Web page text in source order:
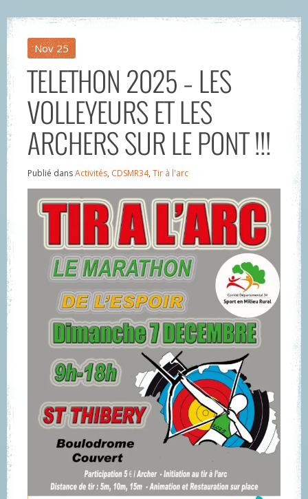
Nov 25
TELETHON 2025 – LES
VOLLEYEURS ET LES
ARCHERS SUR LE PONT !!!
Publié dansActivités, CDSMR34, Tir à l'arc